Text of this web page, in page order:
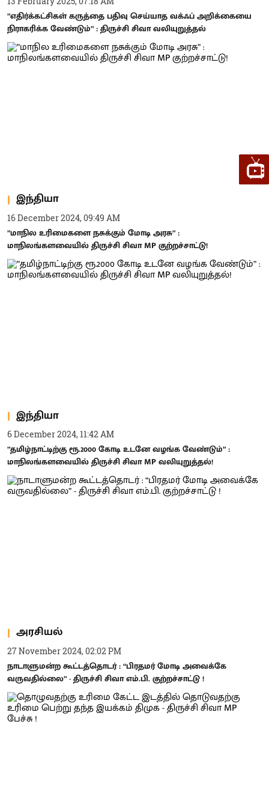
”எதிர்க்கட்சிகள் கருத்தை பதிவு செய்யாத வக்ஃப் அறிக்கையை
நிராகரிக்க வேண்டும்” : திருச்சி சிவா வலியுறுத்தல்
இந்தியா
16 December 2024, 09:49 AM
”மாநில உரிமைகளை நசுக்கும் மோடி அரசு” :
மாநிலங்களவையில் திருச்சி சிவா MP குற்றச்சாட்டு!
இந்தியா
6 December 2024, 11:42 AM
”தமிழ்நாட்டிற்கு ரூ.2000 கோடி உடனே வழங்க வேண்டும்” :
மாநிலங்களவையில் திருச்சி சிவா MP வலியுறுத்தல்!
அரசியல்
27 November 2024, 02:02 PM
நாடாளுமன்ற கூட்டத்தொடர் : “பிரதமர் மோடி அவைக்கே
வருவதில்லை” - திருச்சி சிவா எம்.பி. குற்றச்சாட்டு !